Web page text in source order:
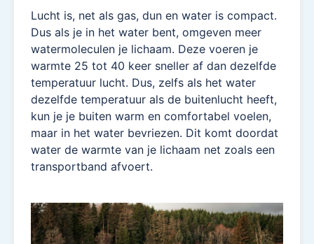
Lucht is, net als gas, dun en water is compact.
Dus als je in het water bent, omgeven meer
watermoleculen je lichaam. Deze voeren je
warmte 25 tot 40 keer sneller af dan dezelfde
temperatuur lucht. Dus, zelfs als het water
dezelfde temperatuur als de buitenlucht heeft,
kun je je buiten warm en comfortabel voelen,
maar in het water bevriezen. Dit komt doordat
water de warmte van je lichaam net zoals een
transportband afvoert.